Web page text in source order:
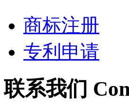
商标注册
专利申请
联系我们